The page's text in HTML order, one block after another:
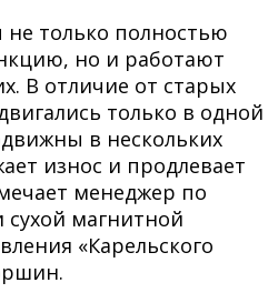
только полностью
но и работают
В отличие от старых
только в одной
в нескольких
износ и продлевает
менеджер по
магнитной
«Карельского